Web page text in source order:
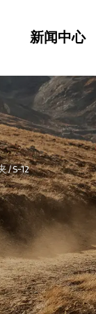
新闻中心
/S-12